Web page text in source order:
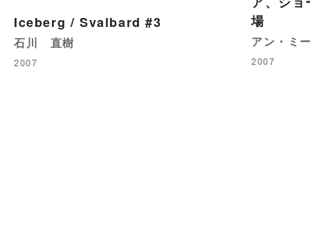
Iceberg / Svalbard #3
石川 直樹
2007
場
アン・ミ
2007